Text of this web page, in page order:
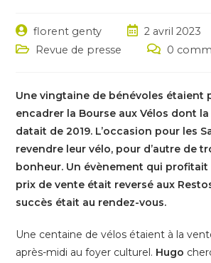
Auteur/autrice
de
florent genty
Post
published:
2 avril 2023
PostRevue de presse
Post0
Une vingtaine de bénévoles étaient
encadrer la Bourse aux Vélos dont
datait de 2019. L’occasion pour les
revendre leur vélo, pour d’autre de
bonheur. Un évènement qui profitait
prix de vente était reversé aux
succès était au rendez-vous.
Une centaine de vélos étaient à la
après-midi au foyer culturel. Hugo